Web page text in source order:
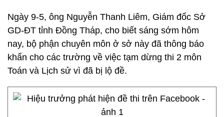
Ngày 9-5, ông Nguyễn Thanh Liêm, Giám đốc Sở
GD-ĐT tỉnh Đồng Tháp, cho biết sáng sớm hôm
nay, bộ phận chuyên môn ở sở này đã thông báo
khẩn cho các trường về việc tạm dừng thi 2 môn
Toán và Lịch sử vì đã bị lộ đề.